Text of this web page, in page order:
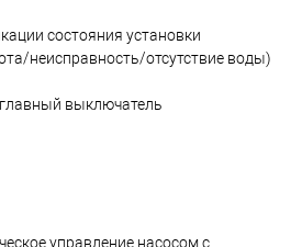
состояния установки
неисправность/отсутствие воды)
выключатель
управление насосом с